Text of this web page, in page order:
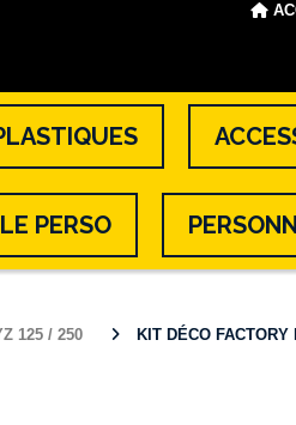
PERSO
125 / 250 KIT DÉCO